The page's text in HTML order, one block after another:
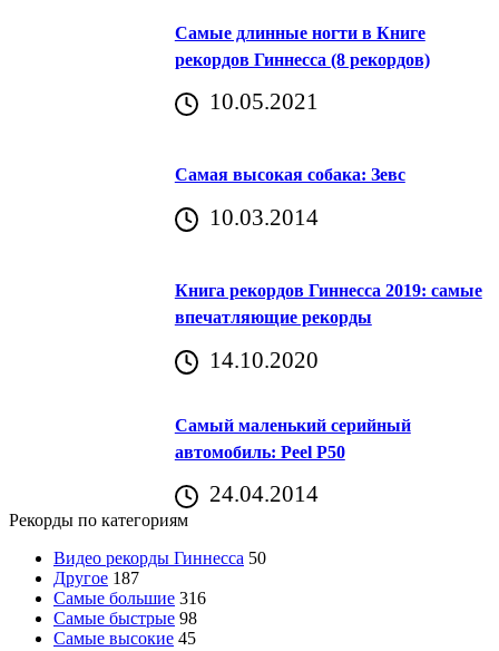
Самые длинные ногти в Книге
рекордов Гиннесса (8 рекордов)
10.05.2021
Самая высокая собака: Зевс
10.03.2014
Книга рекордов Гиннесса 2019: самые
впечатляющие рекорды
14.10.2020
Самый маленький серийный
автомобиль: Peel P50
24.04.2014
Рекорды по категориям
Видео рекорды Гиннесса 50
Другое 187
Самые большие 316
Самые быстрые 98
Самые высокие 45